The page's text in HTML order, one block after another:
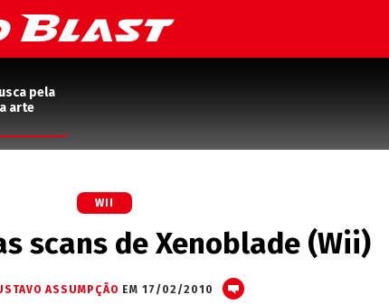
pela
arte
WII
scans de Xenoblade (Wii)
ASSUMPÇÃO EM 17/02/2010